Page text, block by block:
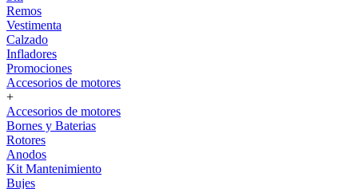
Remos
Vestimenta
Calzado
Infladores
Promociones
Accesorios de motores
+
Accesorios de motores
Bornes y Baterias
Rotores
Anodos
Kit Mantenimiento
Bujes